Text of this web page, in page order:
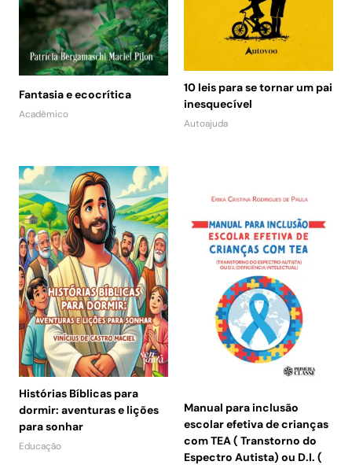
Fantasia e ecocrítica
Acadêmico
10 leis para se tornar um pai
inesquecível
Autoajuda
Histórias Bíblicas para
dormir: aventuras e lições
para sonhar
Educação
Manual para inclusão
escolar efetiva de crianças
com TEA ( Transtorno do
Espectro Autista) ou D.I. (